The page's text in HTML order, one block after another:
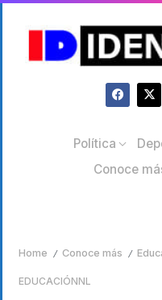
Política
Conoce
Home / Conoce más /
EDUCACIÓNNL